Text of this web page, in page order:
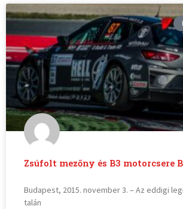
Zsúfolt mezőny és B3 motorcsere
Budapest, 2015. november 3. – Az eddigi
talán